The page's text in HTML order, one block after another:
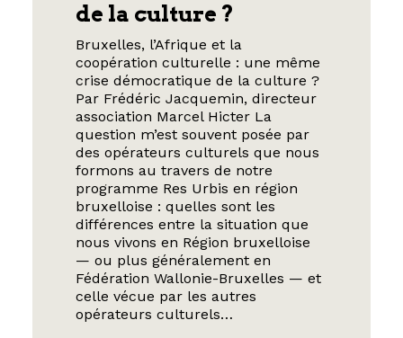
de la culture ?
Bruxelles, l’Afrique et la
coopération culturelle : une même
crise démocratique de la culture ?
Par Frédéric Jacquemin, directeur
association Marcel Hicter La
question m’est souvent posée par
des opérateurs culturels que nous
formons au travers de notre
programme Res Urbis en région
bruxelloise : quelles sont les
différences entre la situation que
nous vivons en Région bruxelloise
— ou plus généralement en
Fédération Wallonie-Bruxelles — et
celle vécue par les autres
opérateurs culturels…